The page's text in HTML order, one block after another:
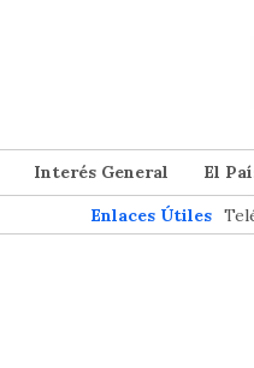
Interés General El
Enlaces Útiles